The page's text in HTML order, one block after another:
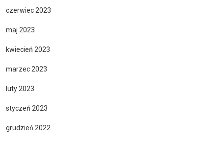
czerwiec 2023
maj 2023
kwiecień 2023
marzec 2023
luty 2023
styczeń 2023
grudzień 2022